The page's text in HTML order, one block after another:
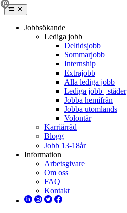
Jobbsökande
Lediga jobb
Deltidsjobb
Sommarjobb
Internship
Extrajobb
Alla lediga jobb
Lediga jobb | städer
Jobba hemifrån
Jobba utomlands
Volontär
Karriärråd
Blogg
Jobb 13-18år
Information
Arbetsgivare
Om oss
FAQ
Kontakt